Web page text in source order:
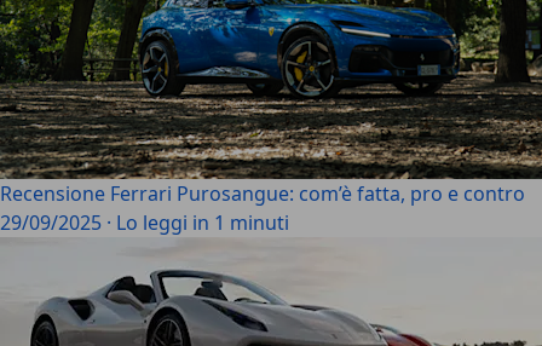
Recensione Ferrari Purosangue: com’è fatta, pro e contro
29/09/2025 · Lo leggi in 1 minuti